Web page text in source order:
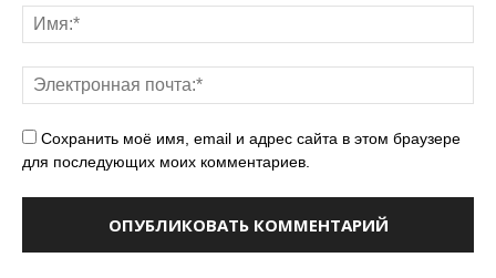
Сохранить моё имя, email и адрес сайта в этом браузере
для последующих моих комментариев.